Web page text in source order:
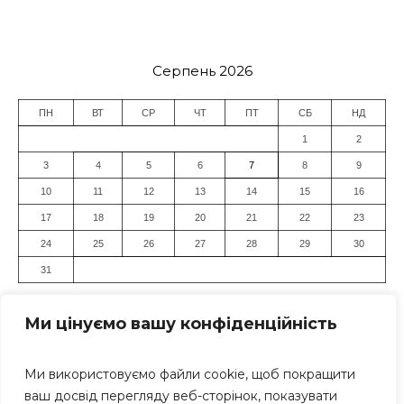
Ми цінуємо вашу конфіденційність
Ми використовуємо файли cookie, щоб покращити
ваш досвід перегляду веб-сторінок, показувати
Серпень 2026
ПН ВТ СР ЧТ ПТ СБ НД
1 2
3 4 5 6 7 8 9
10 11 12 13 14 15 16
17 18 19 20 21 22 23
24 25 26 27 28 29 30
31